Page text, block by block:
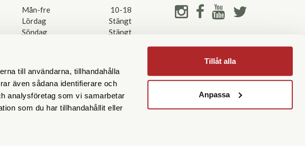
till användarna, tillhandahålla
även sådana identifierare och
analysföretag som vi samarbetar
som du har tillhandahållit eller
Tillåt alla
Anpassa
Mån-fre
10-18
Lördag
Stängt
Söndag
Stängt